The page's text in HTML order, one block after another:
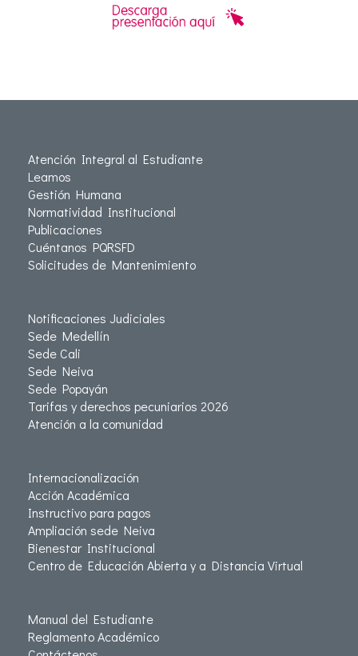
Atención Integral al Estudiante
Leamos
Gestión Humana
Normatividad Institucional
Publicaciones
Cuéntanos PQRSFD
Solicitudes de Mantenimiento
Notificaciones Judiciales
Sede Medellín
Sede Cali
Sede Neiva
Sede Popayán
Tarifas y derechos pecuniarios 2026
Atención a la comunidad
Internacionalización
Acción Académica
Instructivo para pagos
Ampliación sede Neiva
Bienestar Institucional
Centro de Educación Abierta y a Distancia Virtual
Manual del Estudiante
Reglamento Académico